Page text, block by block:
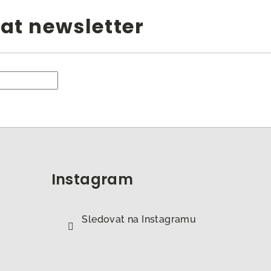
newsletter
Instagram
Sledovat na Instagramu